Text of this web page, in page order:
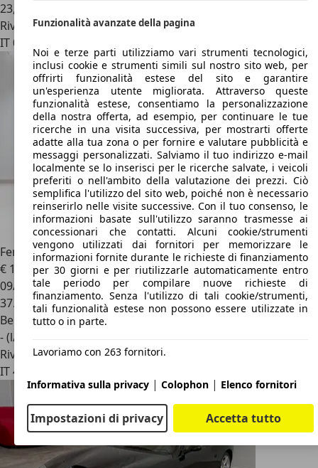
23,5 l/100 km (comb.)
Rivenditore
IT 00060
Ferrari 575M Maranello F1
€ 125.000
09/2002
37.000 km
Benzina
- (l/100 km)
Rivenditore
IT 41126
Funzionalità avanzate della pagina
Noi e terze parti utilizziamo vari strumenti tecnologici,
inclusi cookie e strumenti simili sul nostro sito web, per
offrirti funzionalità estese del sito e garantire
un'esperienza utente migliorata. Attraverso queste
funzionalità estese, consentiamo la personalizzazione
della nostra offerta, ad esempio, per continuare le tue
ricerche in una visita successiva, per mostrarti offerte
adatte alla tua zona o per fornire e valutare pubblicità e
messaggi personalizzati. Salviamo il tuo indirizzo e-mail
localmente se lo inserisci per le ricerche salvate, i veicoli
preferiti o nell'ambito della valutazione dei prezzi. Ciò
semplifica l'utilizzo del sito web, poiché non è necessario
reinserirlo nelle visite successive. Con il tuo consenso, le
informazioni basate sull'utilizzo saranno trasmesse ai
concessionari che contatti. Alcuni cookie/strumenti
vengono utilizzati dai fornitori per memorizzare le
informazioni fornite durante le richieste di finanziamento
per 30 giorni e per riutilizzarle automaticamente entro
tale periodo per compilare nuove richieste di
finanziamento. Senza l'utilizzo di tali cookie/strumenti,
tali funzionalità estese non possono essere utilizzate in
tutto o in parte.
Lavoriamo con 263 fornitori.
Informativa sulla privacy | Colophon | Elenco fornitori
Impostazioni di privacy Accetta tutto